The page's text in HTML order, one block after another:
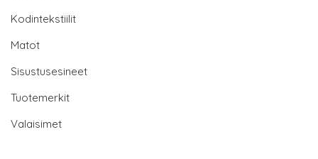
Kodintekstiilit
Matot
Sisustusesineet
Tuotemerkit
Valaisimet